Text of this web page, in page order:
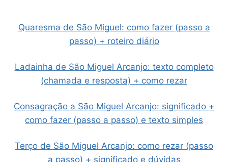
Quaresma de São Miguel: como fazer (passo a
passo) + roteiro diário
Ladainha de São Miguel Arcanjo: texto completo
(chamada e resposta) + como rezar
Consagração a São Miguel Arcanjo: significado +
como fazer (passo a passo) e texto simples
Terço de São Miguel Arcanjo: como rezar (passo
a passo) + significado e dúvidas